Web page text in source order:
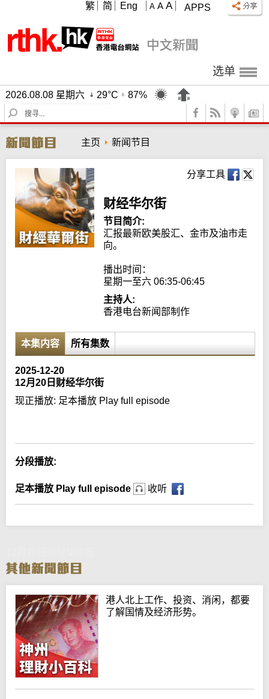
APPS
A A A
繁 简 Eng
选单
2026.08.08 星期六 29°C
87%
S
e
r
c
h
主页 新闻节目
分享工具
财经华尔街
节目简介:
汇报最新欧美股汇、金市及油市走
向。
播出时间：
星期一至六 06:35-06:45
主持人:
香港电台新闻部制作
本集内容 所有集数
2025-12-20
12月20日财经华尔街
现正播放: 足本播放 Play full episode
分段播放:
足本播放 Play full episode 收听
港人北上工作、投资、消闲，都要
了解国情及经济形势。